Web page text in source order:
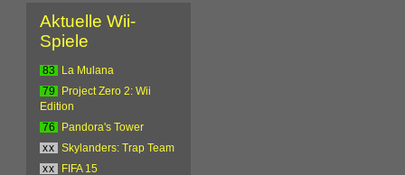
Aktuelle Wii-
Spiele
83
La Mulana
79
Project Zero 2: Wii
Edition
76
Pandora's Tower
xx
Skylanders: Trap Team
xx
FIFA 15